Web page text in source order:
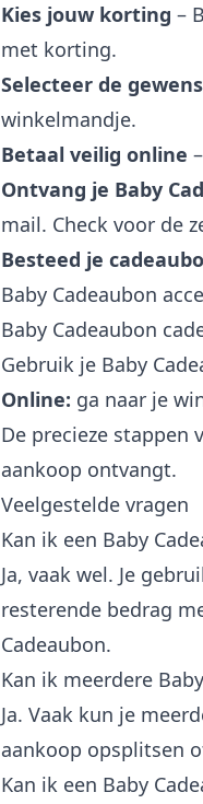
Kies jouw korting –
met korting.
Selecteer de
winkelmandje.
Betaal veilig online
Ontvang je Baby
mail. Check voor de
Besteed je
Baby Cadeaubon
Baby Cadeaubon
Gebruik je Baby
Online: ga naar je
De precieze
aankoop ontvangt.
Veelgestelde vragen
Kan ik een Baby
Ja, vaak wel. Je
resterende bedrag
Cadeaubon.
Kan ik meerdere
Ja. Vaak kun je
aankoop opsplitsen
Kan ik een Baby